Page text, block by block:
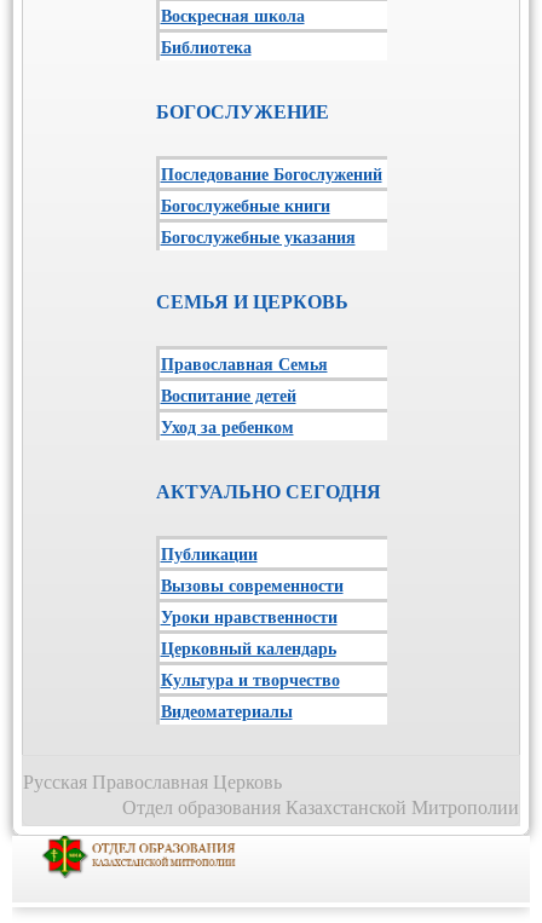
Воскресная школа
Библиотека
БОГОСЛУЖЕНИЕ
Последование Богослужений
Богослужебные книги
Богослужебные указания
СЕМЬЯ И ЦЕРКОВЬ
Православная Семья
Воспитание детей
Уход за ребенком
АКТУАЛЬНО СЕГОДНЯ
Публикации
Вызовы современности
Уроки нравственности
Церковный календарь
Культура и творчество
Видеоматериалы
Русская Православная Церковь
Отдел образования Казахстанской Митрополии